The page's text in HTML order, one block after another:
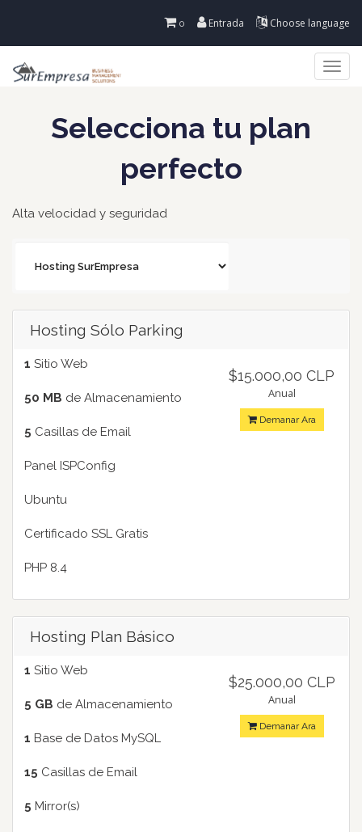
Choose language
Entrada
0
Selecciona tu plan
perfecto
Alta velocidad y seguridad
Hosting Sólo Parking
1 Sitio Web
50 MB de Almacenamiento
5 Casillas de Email
Panel ISPConfig
Ubuntu
Certificado SSL Gratis
PHP 8.4
$15.000,00 CLP
Anual
Demanar Ara
Hosting Plan Básico
1 Sitio Web
5 GB de Almacenamiento
1 Base de Datos MySQL
15 Casillas de Email
5 Mirror(s)
$25.000,00 CLP
Anual
Demanar Ara